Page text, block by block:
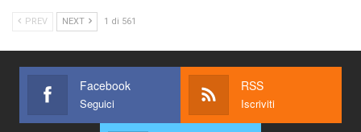
PREV NEXT 1 di 561
Facebook
Seguici
RSS
Iscriviti